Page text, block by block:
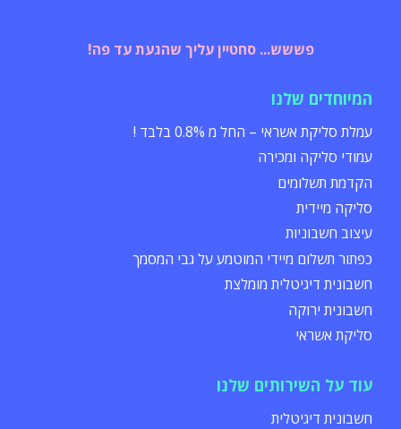
פששש... סחטיין עליך שהגעת עד פה!
המיוחדים שלנו
עמלת סליקת אשראי – החל מ 0.8% בלבד !
עמודי סליקה ומכירה
הקדמת תשלומים
סליקה מיידית
עיצוב חשבוניות
כפתור תשלום מיידי המוטמע על גבי המסמך
חשבונית דיגיטלית מומלצת
חשבונית ירוקה
סליקת אשראי
עוד על השירותים שלנו
חשבונית דיגיטלית